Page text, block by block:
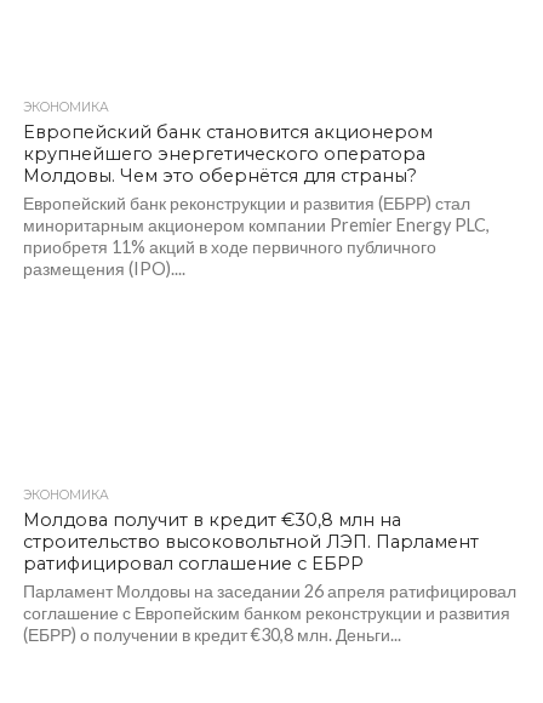
ЭКОНОМИКА
Европейский банк становится акционером
крупнейшего энергетического оператора
Молдовы. Чем это обернётся для страны?
Европейский банк реконструкции и развития (ЕБРР) стал
миноритарным акционером компании Premier Energy PLC,
приобретя 11% акций в ходе первичного публичного
размещения (IPO)....
ЭКОНОМИКА
Молдова получит в кредит €30,8 млн на
строительство высоковольтной ЛЭП. Парламент
ратифицировал соглашение с ЕБРР
Парламент Молдовы на заседании 26 апреля ратифицировал
соглашение с Европейским банком реконструкции и развития
(ЕБРР) о получении в кредит €30,8 млн. Деньги...